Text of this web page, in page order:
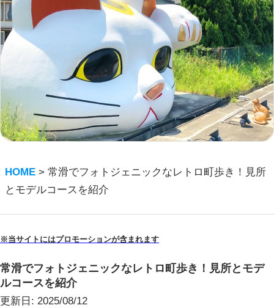
HOME >常滑でフォトジェニックなレトロ町歩き！見所
とモデルコースを紹介
※当サイトにはプロモーションが含まれます
常滑でフォトジェニックなレトロ町歩き！見所とモデ
ルコースを紹介
更新日: 2025/08/12